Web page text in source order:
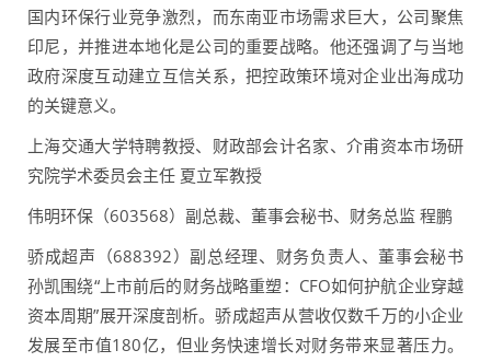
国内环保行业竞争激烈，而东南亚市场需求巨大，公司聚焦
印尼，并推进本地化是公司的重要战略。他还强调了与当地
政府深度互动建立互信关系，把控政策环境对企业出海成功
的关键意义。
上海交通大学特聘教授、财政部会计名家、介甫资本市场研
究院学术委员会主任 夏立军教授
伟明环保（603568）副总裁、董事会秘书、财务总监 程鹏
骄成超声（688392）副总经理、财务负责人、董事会秘书
孙凯围绕“上市前后的财务战略重塑：CFO如何护航企业穿越
资本周期”展开深度剖析。骄成超声从营收仅数千万的小企业
发展至市值180亿，但业务快速增长对财务带来显著压力。